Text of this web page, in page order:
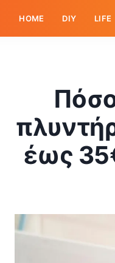
HOME DIY LIFE
έως